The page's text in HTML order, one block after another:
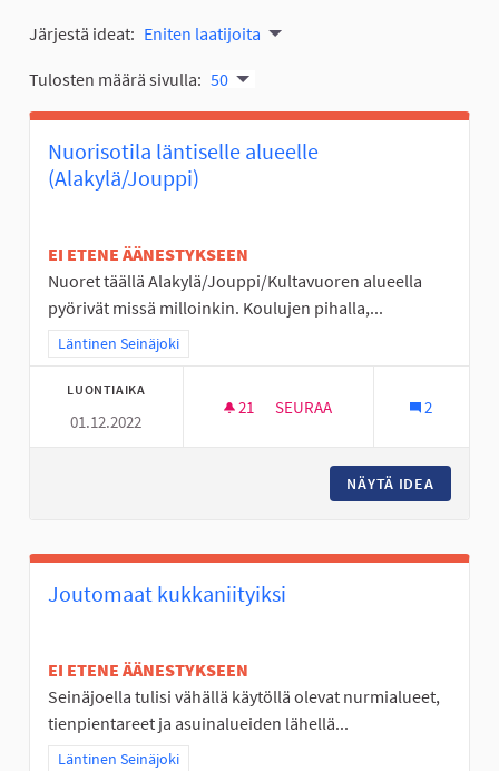
Järjestä ideat: Eniten laatijoita
Tulosten määrä sivulla: 50
Nuorisotila läntiselle alueelle
(Alakylä/Jouppi)
EI ETENE ÄÄNESTYKSEEN
Nuoret täällä Alakylä/Jouppi/Kultavuoren alueella
pyörivät missä milloinkin. Koulujen pihalla,...
Rajaa tulokset teeman mukaan: Läntinen Seinäjoki
Läntinen Seinäjoki
LUONTIAIKA
01.12.2022
21 21 SEURAAJAA
SEURAA 2
NÄYTÄ IDEA
Joutomaat kukkaniityiksi
EI ETENE ÄÄNESTYKSEEN
Seinäjoella tulisi vähällä käytöllä olevat nurmialueet,
tienpientareet ja asuinalueiden lähellä...
Rajaa tulokset teeman mukaan: Läntinen Seinäjoki
Läntinen Seinäjoki